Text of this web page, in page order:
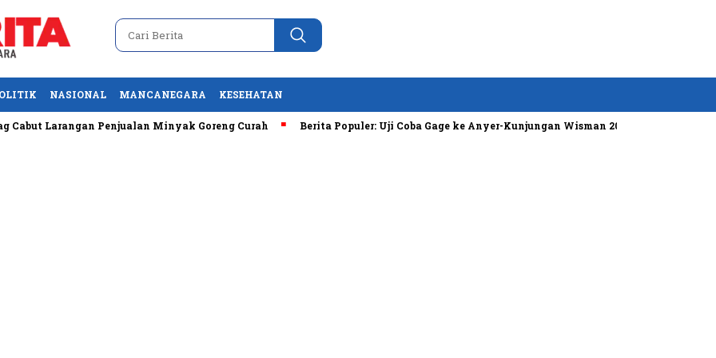
NASIONAL MANCANEGARA KESEHATAN
Larangan Penjualan Minyak Goreng Curah Berita Populer: Uji Coba Gage ke Anyer-Kunjungan Wisman 2022 Diprediksi Rendah